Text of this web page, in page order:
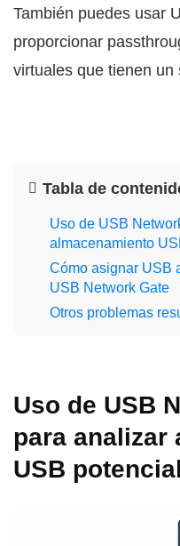
También puedes usar
proporcionar
virtuales que tienen un
Tabla de
Uso de USB
almacenamiento
Cómo asignar USB
USB Network Gate
Otros problemas
Uso de USB
para analizar
USB